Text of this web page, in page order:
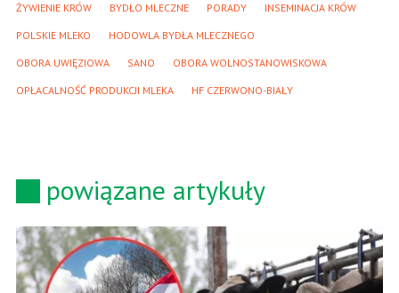
ŻYWIENIE KRÓW BYDŁO MLECZNE PORADY INSEMINACJA KRÓW
POLSKIE MLEKO HODOWLA BYDŁA MLECZNEGO
OBORA UWIĘZIOWA SANO OBORA WOLNOSTANOWISKOWA
OPŁACALNOŚĆ PRODUKCJI MLEKA HF CZERWONO-BIAŁY
powiązane artykuły